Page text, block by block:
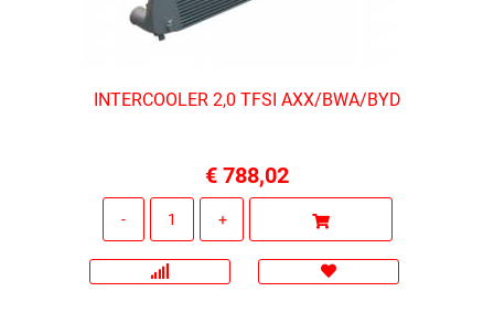
INTERCOOLER 2,0 TFSI AXX/BWA/BYD
€ 788,02